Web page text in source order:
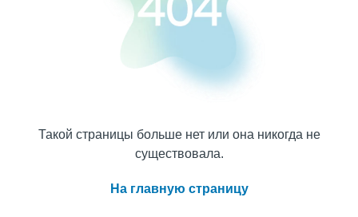
Такой страницы больше нет или она никогда не
существовала.
На главную страницу